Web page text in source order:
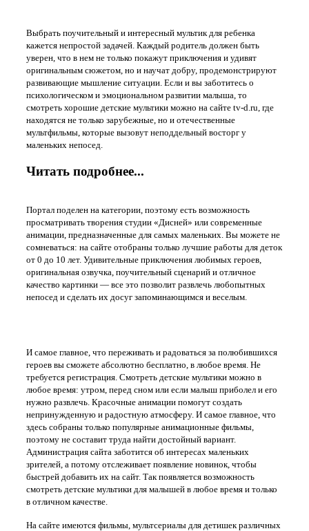
Выбрать поучительный и интересный мультик для ребенка
кажется непростой задачей. Каждый родитель должен быть
уверен, что в нем не только покажут приключения и удивят
оригинальным сюжетом, но и научат добру, продемонстрируют
развивающие мышление ситуации. Если и вы заботитесь о
психологическом и эмоциональном развитии малыша, то
смотреть хорошие детские мультики можно на сайте tv-d.ru, где
находятся не только зарубежные, но и отечественные
мультфильмы, которые вызовут неподдельный восторг у
маленьких непосед.
Читать подробнее...
Портал поделен на категории, поэтому есть возможность
просматривать творения студии «Дисней» или современные
анимации, предназначенные для самых маленьких. Вы можете не
сомневаться: на сайте отобраны только лучшие работы для деток
от 0 до 10 лет. Удивительные приключения любимых героев,
оригинальная озвучка, поучительный сценарий и отличное
качество картинки — все это позволит развлечь любопытных
непосед и сделать их досуг запоминающимся и веселым.
И самое главное, что переживать и радоваться за полюбившихся
героев вы сможете абсолютно бесплатно, в любое время. Не
требуется регистрация. Смотреть детские мультики можно в
любое время: утром, перед сном или если малыш приболел и его
нужно развлечь. Красочные анимации помогут создать
непринужденную и радостную атмосферу. И самое главное, что
здесь собраны только популярные анимационные фильмы,
поэтому не составит труда найти достойный вариант.
Администрация сайта заботится об интересах маленьких
зрителей, а потому отслеживает появление новинок, чтобы
быстрей добавить их на сайт. Так появляется возможность
смотреть детские мультики для малышей в любое время и только
в отличном качестве.
На сайте имеются фильмы, мультсериалы для детишек различных